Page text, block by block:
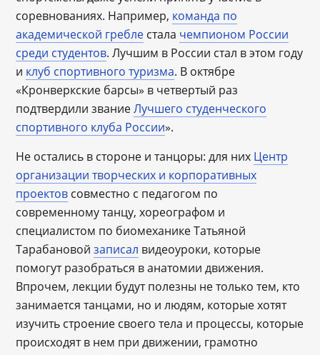
соревнованиях. Например, команда по
академической гребле стала чемпионом России
среди студентов. Лучшим в России стал в этом году
и клуб спортивного туризма. В октябре
«Кронверкские барсы» в четвертый раз
подтвердили званиеЛучшего студенческого
спортивного клуба России».
Не остались в стороне и танцоры: для них Центр
организации творческих и корпоративных
проектов совместно с педагогом по
современному танцу, хореографом и
специалистом по биомеханике Татьяной
Тарабановойзаписал видеоуроки, которые
помогут разобраться в анатомии движения.
Впрочем, лекции будут полезны не только тем, кто
занимается танцами, но и людям, которые хотят
изучить строение своего тела и процессы, которые
происходят в нем при движении, грамотно